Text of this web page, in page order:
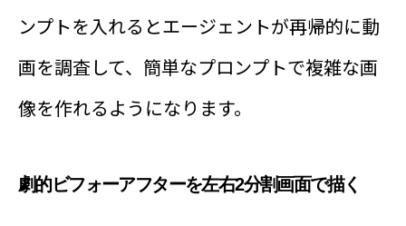
ンプトを入れるとエージェントが再帰的に動
画を調査して、簡単なプロンプトで複雑な画
像を作れるようになります。
劇的ビフォーアフターを左右2分割画面で描く